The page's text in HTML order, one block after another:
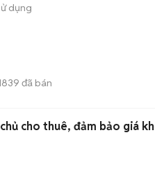
dụng
đã bán
cho thuê, đảm bảo giá